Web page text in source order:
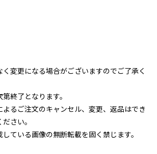
変更になる場合がございますのでご了承く
終了となります。
るご注文のキャンセル、変更、返品はでき
さい。
ている画像の無断転載を固く禁じます。